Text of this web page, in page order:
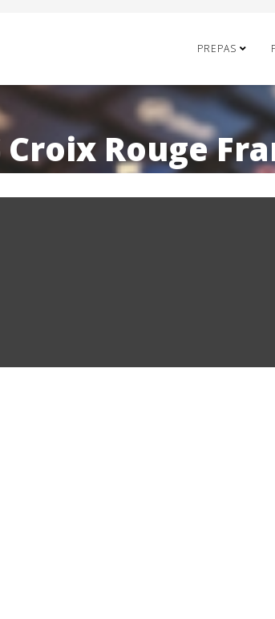
PREPAS
Croix Rouge